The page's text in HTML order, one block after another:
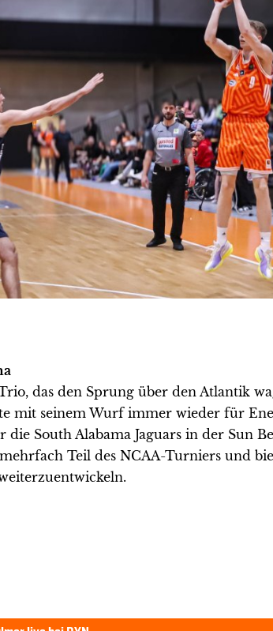
das den Sprung über den Atlantik
mit seinem Wurf immer wieder für
South Alabama Jaguars in der Sun
Teil des NCAA-Turniers und